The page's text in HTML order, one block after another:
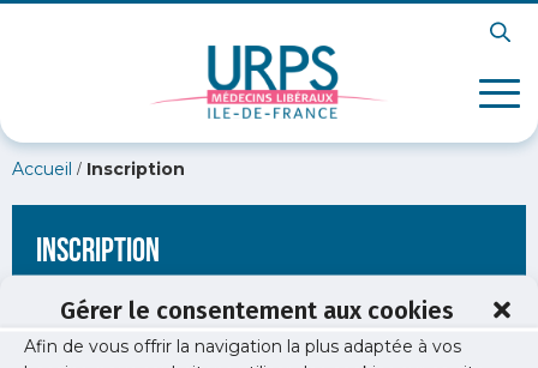
Gérer le consentement aux cookies
Afin de vous offrir la navigation la plus adaptée à vos
Accueil / Inscription
Inscription
[wppb-register form_name="inscription"